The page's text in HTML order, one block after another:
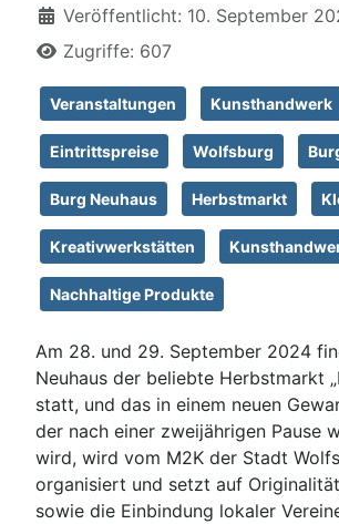
Veröffentlicht: 10. September
Zugriffe: 607
Veranstaltungen Kunsthandwerk
Eintrittspreise Wolfsburg
Burg Neuhaus Herbstmarkt
Kreativwerkstätten
Nachhaltige Produkte
Am 28. und 29. September 2024
Neuhaus der beliebte Herbstmarkt
statt, und das in einem neuen
der nach einer zweijährigen Pause
wird, wird vom M2K der Stadt
organisiert und setzt auf
sowie die Einbindung lokaler